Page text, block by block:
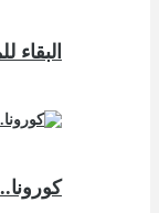
البقاء